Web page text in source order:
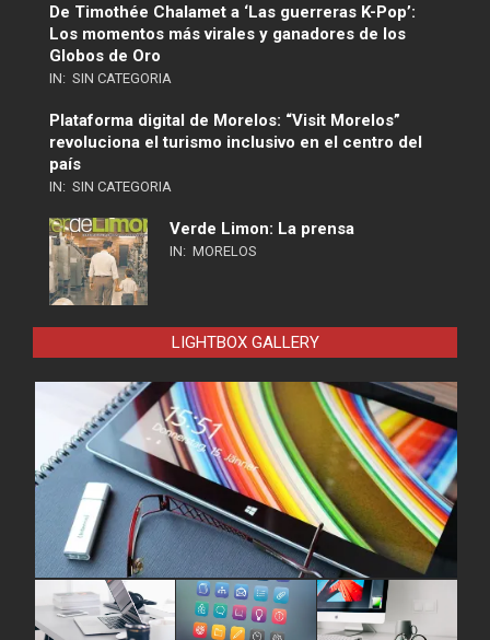
De Timothée Chalamet a ‘Las guerreras K-Pop’:
Los momentos más virales y ganadores de los
Globos de Oro
IN: SIN CATEGORIA
Plataforma digital de Morelos: “Visit Morelos”
revoluciona el turismo inclusivo en el centro del
país
IN: SIN CATEGORIA
Verde Limon: La prensa
IN: MORELOS
LIGHTBOX GALLERY